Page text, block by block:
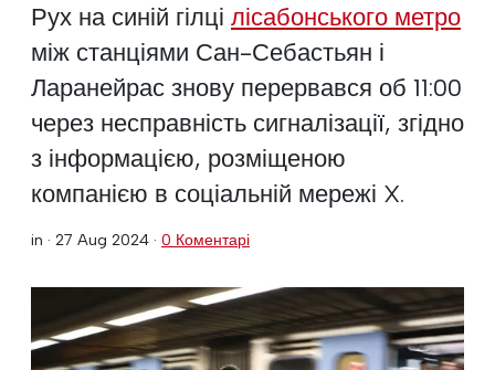
Рух на синій гілці лісабонського метро
між станціями Сан-Себастьян і
Ларанейрас знову перервався об 11:00
через несправність сигналізації, згідно
з інформацією, розміщеною
компанією в соціальній мережі X.
in · 27 Aug 2024 · 0 Коментарі